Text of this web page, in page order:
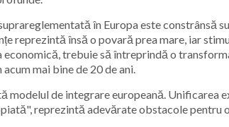
în Europa este constrânsă
reprezintă însă o povară prea mare, iar
trebuie să întreprindă o
mai bine de 20 de ani.
modelul de integrare europeană.
reprezintă adevărate obstacole pentru